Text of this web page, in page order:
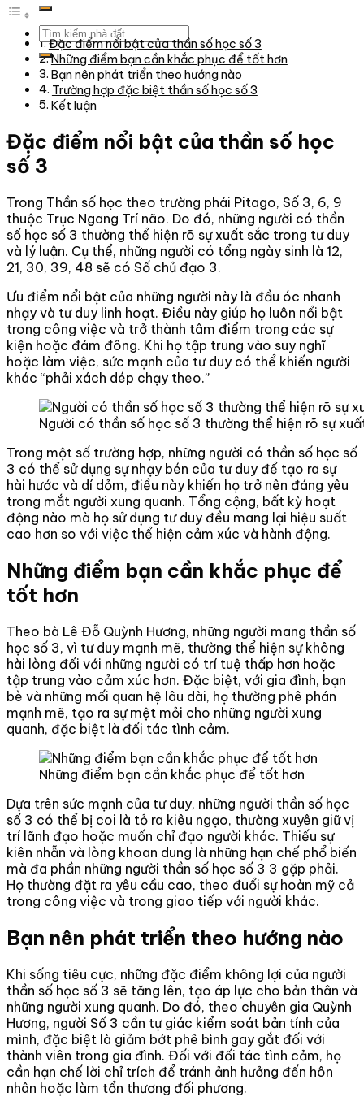
Tìm
kiếm:
Đặc điểm nổi bật của thần số học số 3
Những điểm bạn cần khắc phục để tốt hơn
Bạn nên phát triển theo hướng nào
Trường hợp đặc biệt thần số học số 3
Kết luận
Đặc điểm nổi bật của thần số học
số 3
Trong Thần số học theo trường phái Pitago, Số 3, 6, 9
thuộc Trục Ngang Trí não. Do đó, những người có thần
số học số 3 thường thể hiện rõ sự xuất sắc trong tư duy
và lý luận. Cụ thể, những người có tổng ngày sinh là 12,
21, 30, 39, 48 sẽ có Số chủ đạo 3.
Ưu điểm nổi bật của những người này là đầu óc nhanh
nhạy và tư duy linh hoạt. Điều này giúp họ luôn nổi bật
trong công việc và trở thành tâm điểm trong các sự
kiện hoặc đám đông. Khi họ tập trung vào suy nghĩ
hoặc làm việc, sức mạnh của tư duy có thể khiến người
khác “phải xách dép chạy theo.”
Người có thần số học số 3 thường thể hiện rõ sự
Trong một số trường hợp, những người có thần số học số
3 có thể sử dụng sự nhạy bén của tư duy để tạo ra sự
hài hước và dí dỏm, điều này khiến họ trở nên đáng yêu
trong mắt người xung quanh. Tổng cộng, bất kỳ hoạt
động nào mà họ sử dụng tư duy đều mang lại hiệu suất
cao hơn so với việc thể hiện cảm xúc và hành động.
Những điểm bạn cần khắc phục để
tốt hơn
Theo bà Lê Đỗ Quỳnh Hương, những người mang thần số
học số 3, vì tư duy mạnh mẽ, thường thể hiện sự không
hài lòng đối với những người có trí tuệ thấp hơn hoặc
tập trung vào cảm xúc hơn. Đặc biệt, với gia đình, bạn
bè và những mối quan hệ lâu dài, họ thường phê phán
mạnh mẽ, tạo ra sự mệt mỏi cho những người xung
quanh, đặc biệt là đối tác tình cảm.
Những điểm bạn cần khắc phục để tốt hơn
Dựa trên sức mạnh của tư duy, những người thần số học
số 3 có thể bị coi là tỏ ra kiêu ngạo, thường xuyên giữ vị
trí lãnh đạo hoặc muốn chỉ đạo người khác. Thiếu sự
kiên nhẫn và lòng khoan dung là những hạn chế phổ biến
mà đa phần những người thần số học số 3 3 gặp phải.
Họ thường đặt ra yêu cầu cao, theo đuổi sự hoàn mỹ cả
trong công việc và trong giao tiếp với người khác.
Bạn nên phát triển theo hướng nào
Khi sống tiêu cực, những đặc điểm không lợi của người
thần số học số 3 sẽ tăng lên, tạo áp lực cho bản thân và
những người xung quanh. Do đó, theo chuyên gia Quỳnh
Hương, người Số 3 cần tự giác kiểm soát bản tính của
mình, đặc biệt là giảm bớt phê bình gay gắt đối với
thành viên trong gia đình. Đối với đối tác tình cảm, họ
cần hạn chế lời chỉ trích để tránh ảnh hưởng đến hôn
nhân hoặc làm tổn thương đối phương.